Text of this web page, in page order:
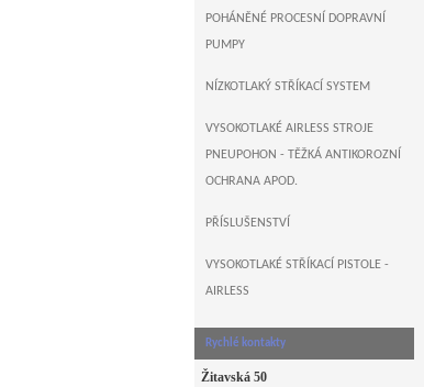
POHÁNĚNÉ PROCESNÍ DOPRAVNÍ
PUMPY
NÍZKOTLAKÝ STŘÍKACÍ SYSTEM
VYSOKOTLAKÉ AIRLESS STROJE
PNEUPOHON - TĚŽKÁ ANTIKOROZNÍ
OCHRANA APOD.
PŘÍSLUŠENSTVÍ
VYSOKOTLAKÉ STŘÍKACÍ PISTOLE -
AIRLESS
Rychlé kontakty
Žitavská 50